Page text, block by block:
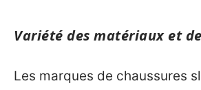
Variété des matériaux et
Les marques de chaussures